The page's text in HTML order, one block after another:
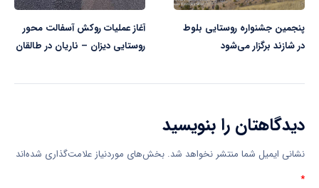
پنجمین جشنواره روستایی بلوط
در شازند برگزار می‌شود
آغاز عملیات روکش آسفالت محور
روستایی دیزان – ناریان در طالقان
دیدگاهتان را بنویسید
نشانی ایمیل شما منتشر نخواهد شد. بخش‌های موردنیاز علامت‌گذاری شده‌اند
*